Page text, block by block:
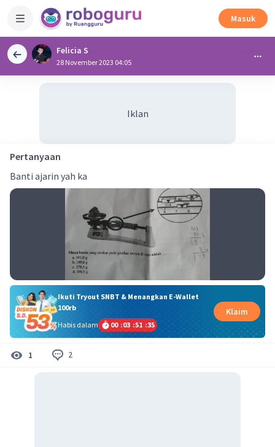
Masuk
Felicia S
28 November 2023 04:05
Iklan
Pertanyaan
Banti ajarin yah ka
Ikuti Tryout SNBT & Menangkan E-Wallet
100rb
Habis dalam
00 :03 :51 :35
Klaim
1 2